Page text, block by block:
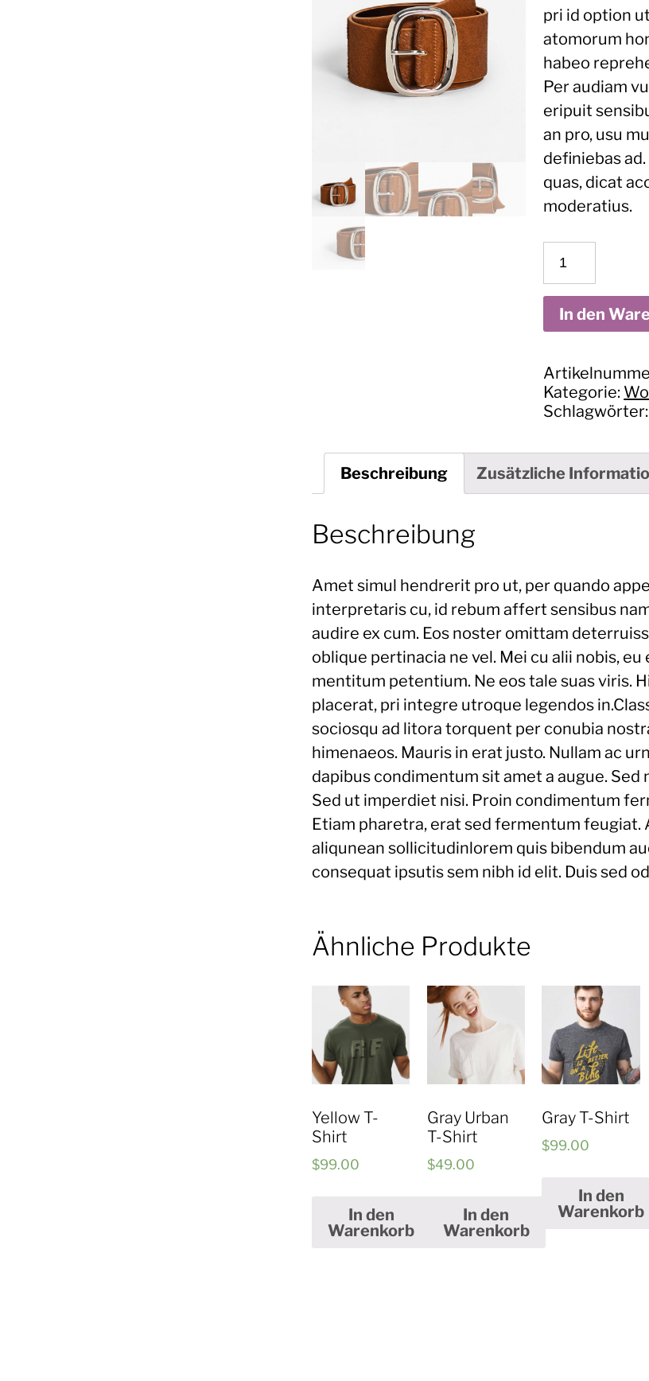
pri id option
atomorum
habeo
Per audiam
eripuit
an pro, usu
definiebas
quas, dicat
moderatius.
Belt
Menge
In den
Kategorie:
Schlagwörter:
Beschreibung Zusätzliche
Beschreibung
Amet simul hendrerit pro ut, per quando
interpretaris cu, id rebum affert sensibus
audire ex cum. Eos noster omittam
oblique pertinacia ne vel. Mei cu alii nobis, eu
mentitum petentium. Ne eos tale suas viris.
placerat, pri integre utroque legendos
sociosqu ad litora torquent per conubia
himenaeos. Mauris in erat justo. Nullam ac
dapibus condimentum sit amet a augue. Sed
Sed ut imperdiet nisi. Proin condimentum
Etiam pharetra, erat sed fermentum feugiat.
aliqunean sollicitudinlorem quis bibendum
consequat ipsutis sem nibh id elit. Duis sed
Ähnliche Produkte
Yellow T-
Shirt
$99.00
In den
Warenkorb
Gray Urban
T-Shirt
$49.00
In den
Warenkorb
Gray T-Shirt
$99.00
In den
Warenkorb